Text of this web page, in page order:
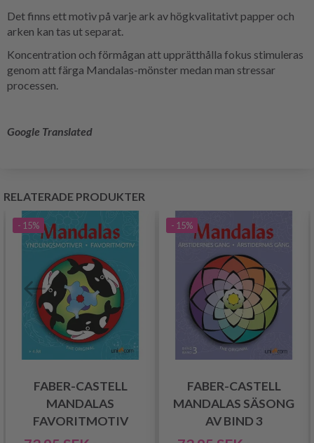
Det finns ett motiv på varje ark av högkvalitativt papper och
arken kan tas ut separat.
Koncentration och förmågan att upprätthålla fokus stimuleras
genom att färga Mandalas-mönster medan man stressar
processen.
Google Translated
RELATERADE PRODUKTER
- 15%
FABER-CASTELL
MANDALAS
FAVORITMOTIV
- 15%
FABER-CASTELL
MANDALAS SÄSONG
AV BIND 3